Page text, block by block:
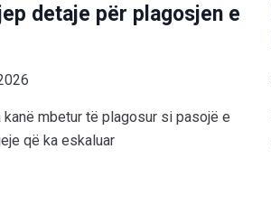
detaje për plagosjen e
kanë mbetur të plagosur si pasojë e
që ka eskaluar